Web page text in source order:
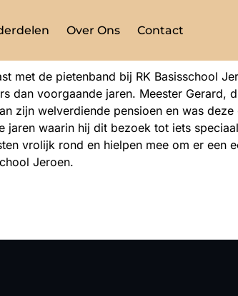
Over Ons Contact
met de pietenband bij RK Basisschool
dan voorgaande jaren. Meester Gerard,
zijn welverdiende pensioen en was
jaren waarin hij dit bezoek tot iets
vrolijk rond en hielpen mee om er een
Jeroen.